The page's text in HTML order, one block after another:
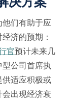
他们有助于应
济的预期：
官预计未来几
公司首席执
适应积极或
出现经济衰